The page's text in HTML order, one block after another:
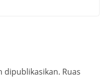
dipublikasikan. Ruas